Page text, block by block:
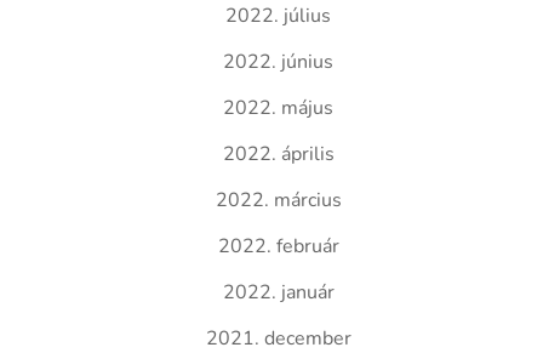
2022. július
2022. június
2022. május
2022. április
2022. március
2022. február
2022. január
2021. december